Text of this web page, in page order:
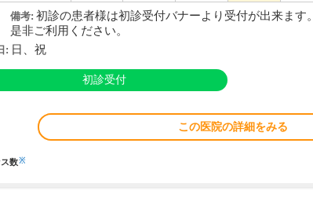
備考: 初診の患者様は初診受付バナーより受付が出来ます。
是非ご利用ください。
: 日、祝
初診受付
この医院の詳細をみる
数※